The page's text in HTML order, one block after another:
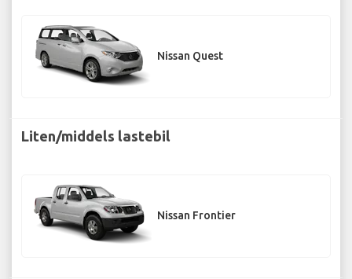
Nissan Quest
Liten/middels lastebil
Nissan Frontier